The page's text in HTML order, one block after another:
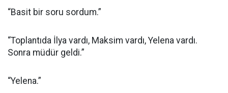
“Basit bir soru sordum.”
“Toplantıda İlya vardı, Maksim vardı, Yelena vardı.
Sonra müdür geldi.”
“Yelena.”